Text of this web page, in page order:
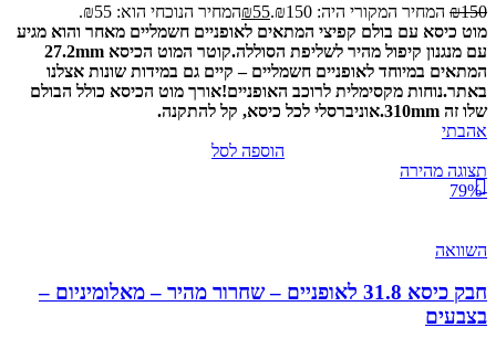
₪150 המחיר המקורי היה: ₪150. ₪55
המחיר הנוכחי הוא: ₪55.
מוט כיסא עם בולם קפיצי המתאים לאופניים חשמליים מאחר והוא מגיע
עם מנגנון קיפול מהיר לשליפת הסוללה.
המתאים במיוחד לאופניים חשמליים – קיים גם במידות שונות אצלנו
באתר.נוחות מקסימלית לרוכב האופניים!אורך מוט הכיסא כולל הבולם
שלו זה 310mm.
אוניברסלי לכל כיסא, קל להתקנה.
אהבתי
הוספה לסל
תצוגה מהירה
-79%
השוואה
חבק כיסא 31.8 לאופניים – שחרור מהיר – מאלומיניום –
בצבעים